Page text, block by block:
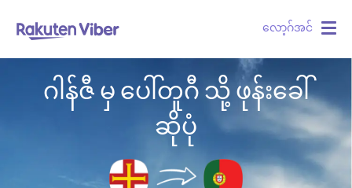
လော့ဂ်အင်
ဂါန်ဇီ မှ ပေါ်တူဂီ သို့ ဖုန်းခေါ်
ဆိုပုံ